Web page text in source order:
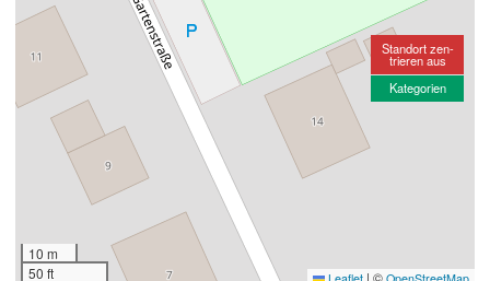
10 m
50 ft
Standort zen-
trieren aus
Kategorien